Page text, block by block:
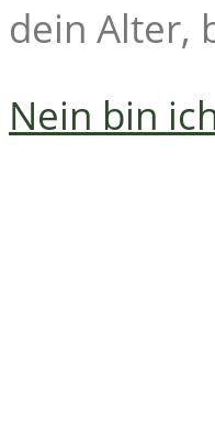
dein Alter,
Nein bin